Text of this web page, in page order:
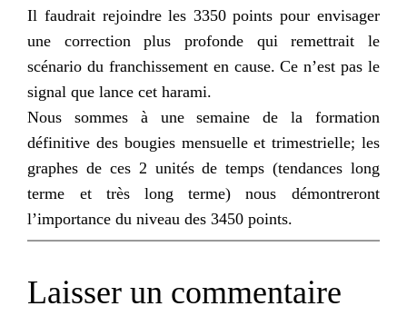
Il faudrait rejoindre les 3350 points pour envisager
une correction plus profonde qui remettrait le
scénario du franchissement en cause. Ce n’est pas le
signal que lance cet harami.
Nous sommes à une semaine de la formation
définitive des bougies mensuelle et trimestrielle; les
graphes de ces 2 unités de temps (tendances long
terme et très long terme) nous démontreront
l’importance du niveau des 3450 points.
Laisser un commentaire